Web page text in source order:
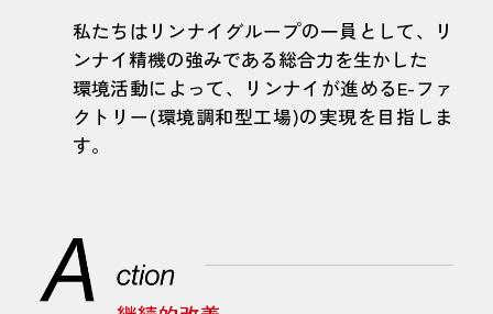
私たちはリンナイグループの一員として、リ
ンナイ精機の強みである総合力を生かした
環境活動によって、リンナイが進めるE-ファ
クトリー(環境調和型工場)の実現を目指しま
す。